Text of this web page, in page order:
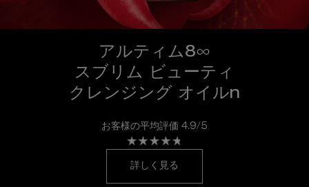
アルティム8∞
スブリム ビューティ
クレンジング オイルn
お客様の平均評価 4.9/5
詳しく見る